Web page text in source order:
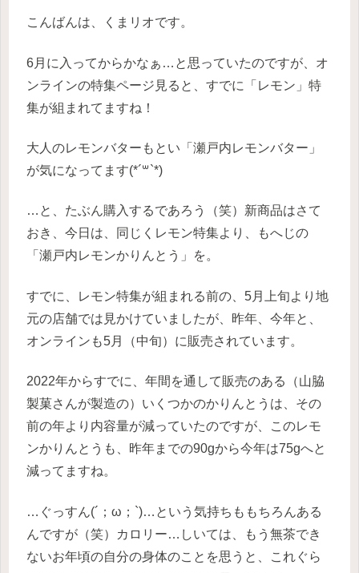
こんばんは、くまリオです。
6月に入ってからかなぁ…と思っていたのですが、オ
ンラインの特集ページ見ると、すでに「レモン」特
集が組まれてますね！
大人のレモンバターもとい「瀬戸内レモンバター」
が気になってます(*´꒳`*)
…と、たぶん購入するであろう（笑）新商品はさて
おき、今日は、同じくレモン特集より、もへじの
「瀬戸内レモンかりんとう」を。
すでに、レモン特集が組まれる前の、5月上旬より地
元の店舗では見かけていましたが、昨年、今年と、
オンラインも5月（中旬）に販売されています。
2022年からすでに、年間を通して販売のある（山脇
製菓さんが製造の）いくつかのかりんとうは、その
前の年より内容量が減っていたのですが、このレモ
ンかりんとうも、昨年までの90gから今年は75gへと
減ってますね。
…ぐっすん(´；ω；`)…という気持ちももちろんある
んですが（笑）カロリー…しいては、もう無茶でき
ないお年頃の自分の身体のことを思うと、これぐら